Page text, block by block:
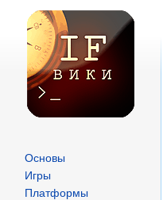
Основы
Игры
Платформы